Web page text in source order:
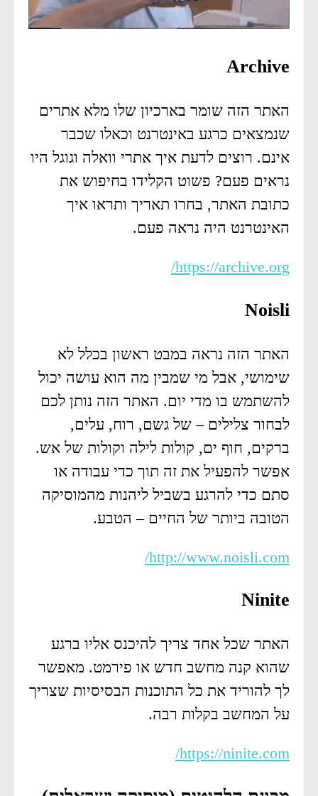
Archive
האתר הזה שומר בארכיון שלו מלא אתרים
שנמצאים כרגע באינטרנט וכאלו שכבר
אינם. רוצים לדעת איך אתרי וואלה וגוגל היו
נראים פעם? פשוט הקלידו בחיפוש את
כתובת האתר, בחרו תאריך ותראו איך
האינטרנט היה נראה פעם.
https://archive.org/
Noisli
האתר הזה נראה במבט ראשון בכלל לא
שימושי, אבל מי שמבין מה הוא עושה יכול
להשתמש בו מדי יום. האתר הזה נותן לכם
לבחור צלילים – של גשם, רוח, עלים,
ברקים, חוף ים, קולות לילה וקולות של אש.
אפשר להפעיל את זה תוך כדי עבודה או
סתם כדי להרגע בשביל ליהנות מהמוסיקה
הטובה ביותר של החיים – הטבע.
http://www.noisli.com/
Ninite
האתר שכל אחד צריך להיכנס אליו ברגע
שהוא קנה מחשב חדש או פירמט. מאפשר
לך להוריד את כל התוכנות הבסיסיות שצריך
על המחשב בקלות רבה.
https://ninite.com/